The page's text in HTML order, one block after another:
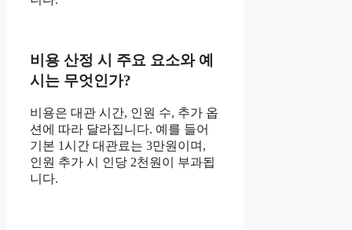
비용 산정 시 주요 요소와 예
시는 무엇인가?
비용은 대관 시간, 인원 수, 추가 옵
션에 따라 달라집니다. 예를 들어
기본 1시간 대관료는 3만원이며,
인원 추가 시 인당 2천원이 부과됩
니다.